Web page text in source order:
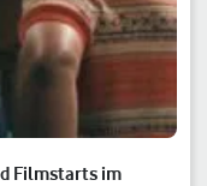
Filmstarts im